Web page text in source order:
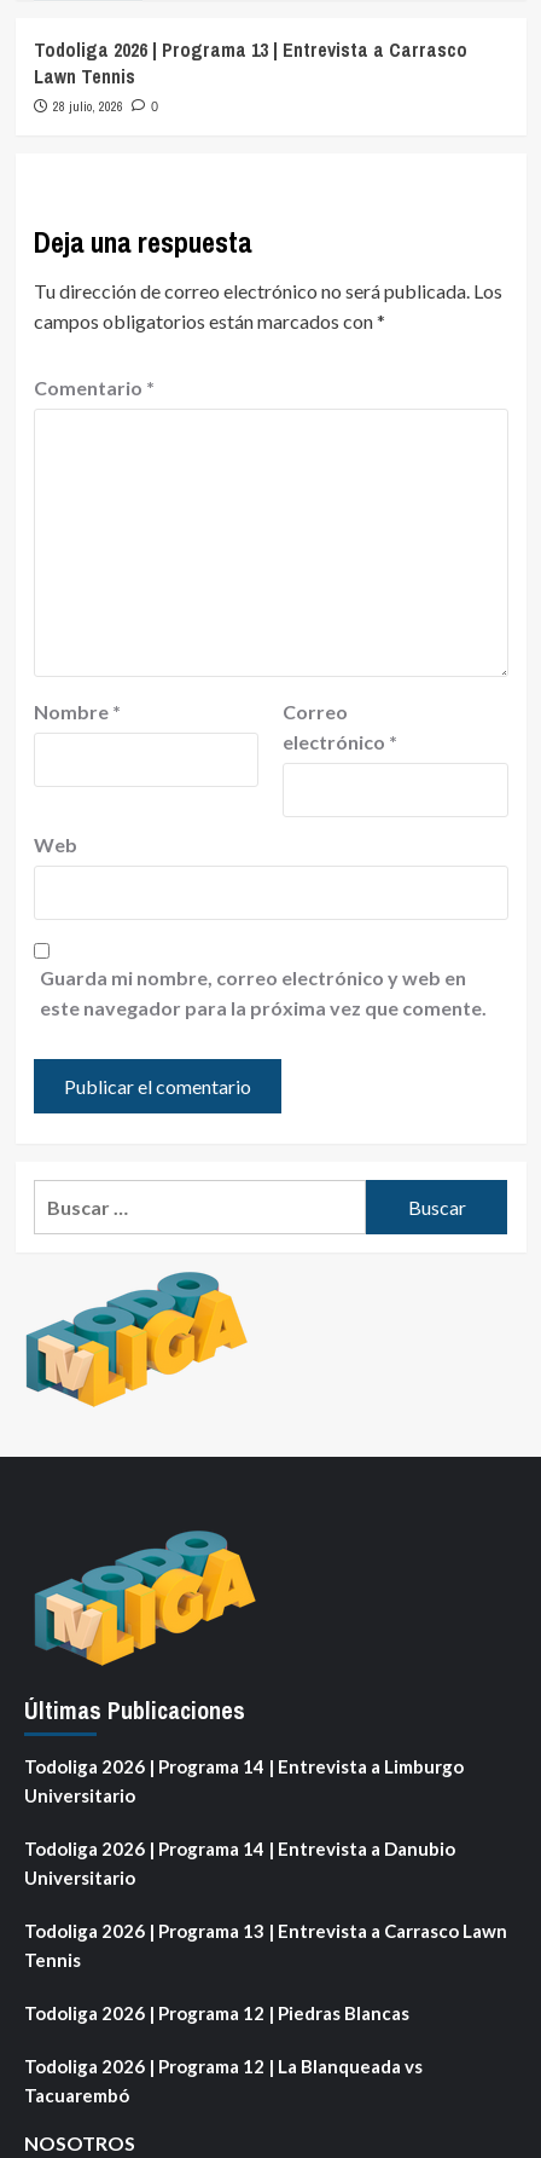
Todoliga 2026 | Programa 13 | Entrevista a Carrasco
Lawn Tennis
28 julio, 2026 0
Deja una respuesta
Tu dirección de correo electrónico no será publicada. Los
campos obligatorios están marcados con*
Comentario *
Nombre *
Correo
electrónico *
Web
Guarda mi nombre, correo electrónico y web en
este navegador para la próxima vez que comente.
Últimas Publicaciones
Todoliga 2026 | Programa 14 | Entrevista a Limburgo
Universitario
Todoliga 2026 | Programa 14 | Entrevista a Danubio
Universitario
Todoliga 2026 | Programa 13 | Entrevista a Carrasco Lawn
Tennis
Todoliga 2026 | Programa 12 | Piedras Blancas
Todoliga 2026 | Programa 12 | La Blanqueada vs
Tacuarembó
NOSOTROS